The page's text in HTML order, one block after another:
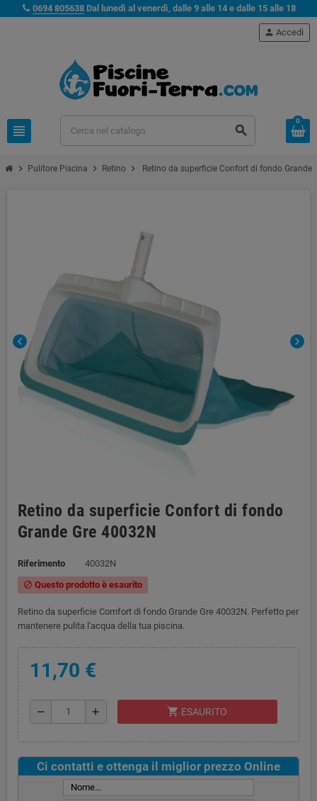
0694 805638 Dal lunedì al venerdì, dalle 9 alle 14 e dalle 15 alle 18
view_headline search
person Accedi
0
chevron_right Pulitore Piscina chevron_right Retino chevron_right Retino da superficie Confort di fondo Grande
chevron_left chevron_right
Retino da superficie Confort di fondo
Grande Gre 40032N
Riferimento 40032N
block Questo prodotto è esaurito
Retino da superficie Comfort di fondo Grande Gre 40032N. Perfetto per
mantenere pulita l'acqua della tua piscina.
11,70 €
remove add shopping_cart ESAURITO
Ci contatti e ottenga il miglior prezzo Online